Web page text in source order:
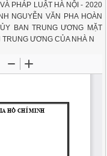
PHÁP LUẬT HÀ NỘI - 2020
NGUYỄN VĂN PHA HOÀN
BAN TRUNG ƯƠNG MẶT
ƯƠNG CỦA NHÀ N